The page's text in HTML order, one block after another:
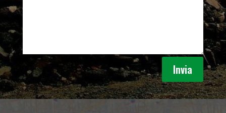
Invia